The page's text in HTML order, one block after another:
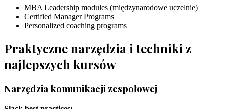
MBA Leadership modules (międzynarodowe uczelnie)
Certified Manager Programs
Personalized coaching programs
Praktyczne narzędzia i techniki z
najlepszych kursów
Narzędzia komunikacji zespołowej